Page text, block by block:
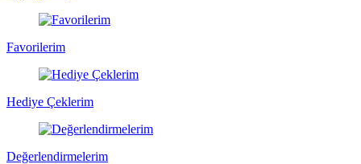
Favorilerim
Hediye Çeklerim
Değerlendirmelerim